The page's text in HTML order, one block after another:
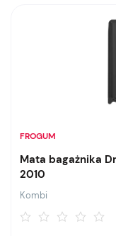
FROGUM
Mata bagażnika
2010
Kombi